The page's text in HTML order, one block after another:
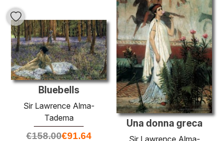
Una donna greca
Sir Lawrence Alma-
Bluebells
Sir Lawrence Alma-
Tadema
€158.00€91.64